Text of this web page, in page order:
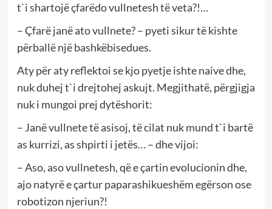
t`i shartojë çfarëdo vullnetesh të veta?!…
– Çfarë janë ato vullnete? – pyeti sikur të kishte
përballë një bashkëbisedues.
Aty për aty reflektoi se kjo pyetje ishte naive dhe,
nuk duhej t`i drejtohej askujt. Megjithatë, përgjigja
nuk i mungoi prej dytëshorit:
– Janë vullnete të asisoj, të cilat nuk mund t`i bartë
as kurrizi, as shpirti i jetës… – dhe vijoi:
– Aso, aso vullnetesh, që e çartin evolucionin dhe,
ajo natyrë e çartur paparashikueshëm egërson ose
robotizon njeriun?!